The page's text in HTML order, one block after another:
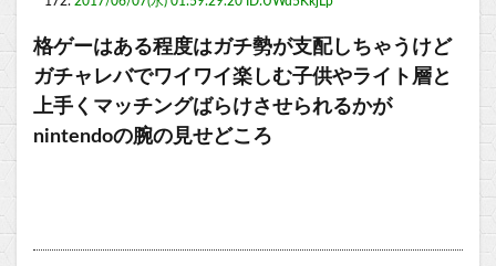
格ゲーはある程度はガチ勢が支配しちゃうけど
ガチャレバでワイワイ楽しむ子供やライト層と
上手くマッチングばらけさせられるかが
nintendoの腕の見せどころ